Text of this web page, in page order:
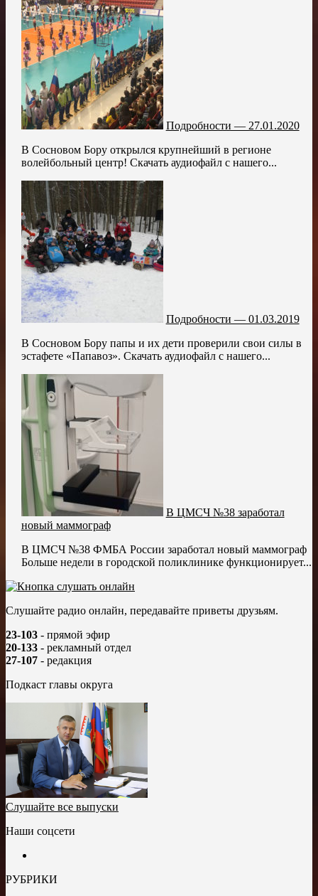
Подробности — 27.01.2020
В Сосновом Бору открылся крупнейший в регионе
волейбольный центр! Скачать аудиофайл с нашего...
Подробности — 01.03.2019
В Сосновом Бору папы и их дети проверили свои силы в
эстафете «Папавоз». Скачать аудиофайл с нашего...
В ЦМСЧ №38 заработал
новый маммограф
В ЦМСЧ №38 ФМБА России заработал новый маммограф
Больше недели в городской поликлинике функционирует...
Слушайте радио онлайн, передавайте приветы друзьям.
23-103 - прямой эфир
20-133 - рекламный отдел
27-107 - редакция
Подкаст главы округа
Слушайте все выпуски
Наши соцсети
РУБРИКИ